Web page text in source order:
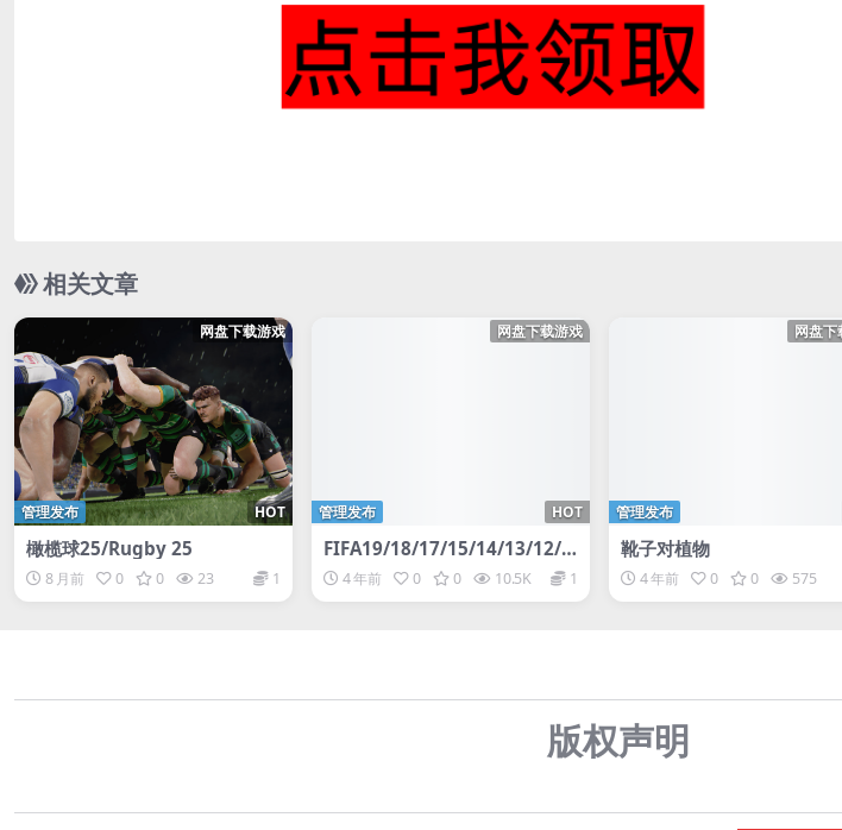
相关文章
网盘下载游戏
HOT
管理发布
橄榄球25/Rugby 25
8 月前 0 0 23 1
网盘下载游戏
HOT
管理发布
FIFA19/18/17/15/14/13/12/1
1/10国际足球大联盟全家桶
4 年前 0 0 10.5K 1
网盘下
管理发布
靴子对植物
4 年前 0 0 575
版权声明